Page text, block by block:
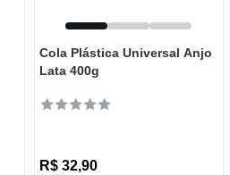
Cola Plástica Universal Anjo
Lata 400g
R$ 32,90